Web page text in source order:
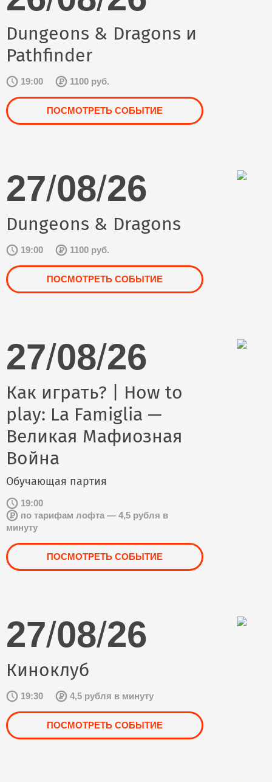
Dungeons & Dragons и
Pathfinder
19:00 1100 руб.
ПОСМОТРЕТЬ СОБЫТИЕ
27/08/26
Dungeons & Dragons
19:00 1100 руб.
ПОСМОТРЕТЬ СОБЫТИЕ
27/08/26
Как играть? | How to
play: La Famiglia —
Великая Мафиозная
Война
Обучающая партия
19:00
по тарифам лофта — 4,5 рубля в
минуту
ПОСМОТРЕТЬ СОБЫТИЕ
27/08/26
Киноклуб
19:30 4,5 рубля в минуту
ПОСМОТРЕТЬ СОБЫТИЕ